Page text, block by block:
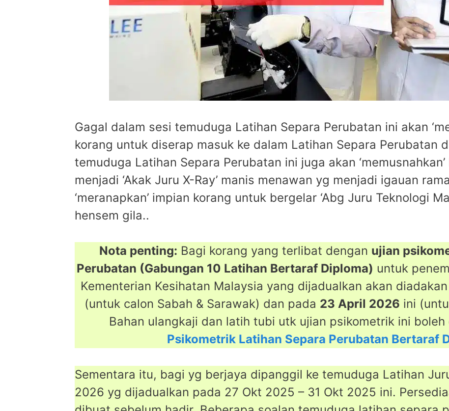
Gagal dalam sesi temuduga Latihan Separa Perubatan ini akan
korang untuk diserap masuk ke dalam Latihan Separa Perubatan
temuduga Latihan Separa Perubatan ini juga akan
menjadi ‘Akak Juru X-Ray’ manis menawan yg menjadi igauan
‘meranapkan’ impian korang untuk bergelar ‘Abg Juru Teknologi
hensem gila..
Nota penting: Bagi korang yang terlibat dengan ujian
Perubatan (Gabungan 10 Latihan Bertaraf Diploma) untuk
Kementerian Kesihatan Malaysia yang dijadualkan akan
(untuk calon Sabah & Sarawak) dan pada 23 April 2026 ini
Bahan ulangkaji dan latih tubi utk ujian psikometrik ini
Psikometrik Latihan Separa Perubatan Bertaraf
Sementara itu, bagi yg berjaya dipanggil ke temuduga Latihan
2026 yg dijadualkan pada 27 Okt 2025 – 31 Okt 2025 ini.